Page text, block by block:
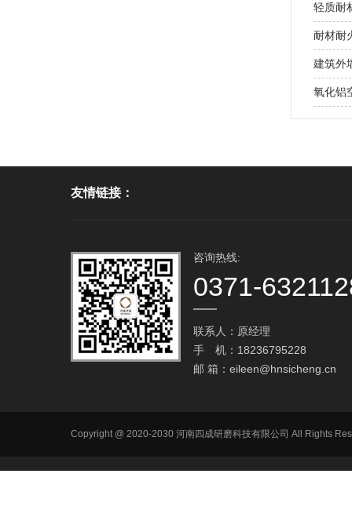
轻质耐
耐材耐
建筑外
氧化铝
友情链接：
咨询热线:
0371-
联系人：原经理
手 机：18236795228
邮 箱： eileen@hnsicheng.cn
Copyright @ 2020-2030 河南四成研磨科技有限公司 All Rights